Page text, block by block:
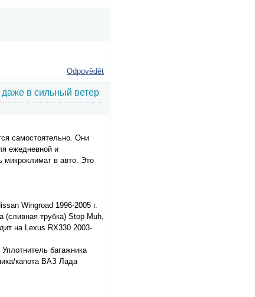
Odpovědět
в сильный ветер
самостоятельно. Они
ежедневной и
микроклимат в авто. Это
Wingroad 1996-2005 г.
(сливная трубка) Stop Muh,
на Lexus RX330 2003-
багажника
капота ВАЗ Лада